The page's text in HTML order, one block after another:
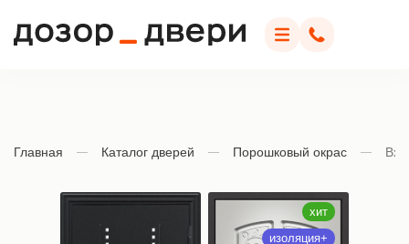
Дозор Двери
МенюПозвонить
Главная Каталог дверей Порошковый окрас